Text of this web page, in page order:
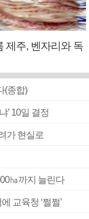
제주, 벤자리와 독
(종합)
’ 10일 결정
가 현실로
㏊까지 늘린다
교육청 ‘쩔쩔’